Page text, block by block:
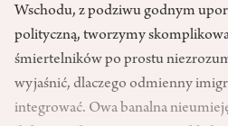
Wschodu, z podziwu godnym
polityczną, tworzymy
śmiertelników po prostu
wyjaśnić, dlaczego odmienny
integrować. Owa banalna